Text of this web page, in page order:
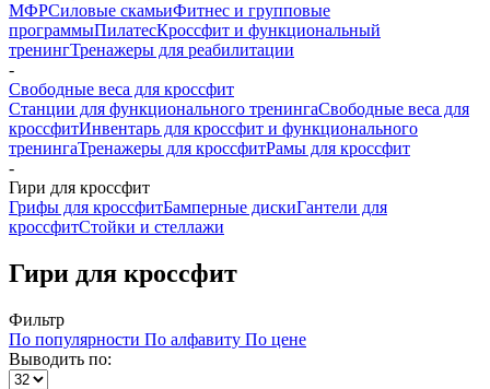
МФРСиловые скамьиФитнес и групповые
программыПилатесКроссфит и функциональный
тренингТренажеры для реабилитации
-
Свободные веса для кроссфит
Станции для функционального тренингаСвободные веса для
кроссфитИнвентарь для кроссфит и функционального
тренингаТренажеры для кроссфитРамы для кроссфит
-
Гири для кроссфит
Грифы для кроссфитБамперные дискиГантели для
кроссфитСтойки и стеллажи
Гири для кроссфит
Фильтр
По популярности По алфавиту По цене
Выводить по: